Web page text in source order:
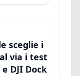
sceglie i
via i test
DJI Dock